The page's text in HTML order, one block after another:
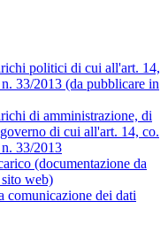
politici di cui all'art. 14,
33/2013 (da pubblicare in
di amministrazione, di
di cui all'art. 14, co.
33/2013
(documentazione da
web)
comunicazione dei dati